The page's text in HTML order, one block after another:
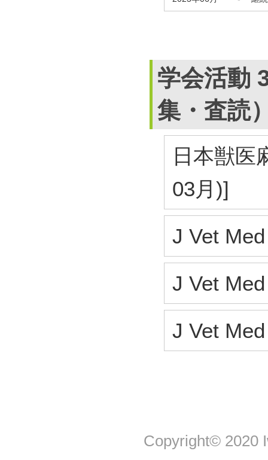
学会活動
集・査読
日本獣医
03月)]
J Vet
J Vet
J Vet
Copyright© 2020